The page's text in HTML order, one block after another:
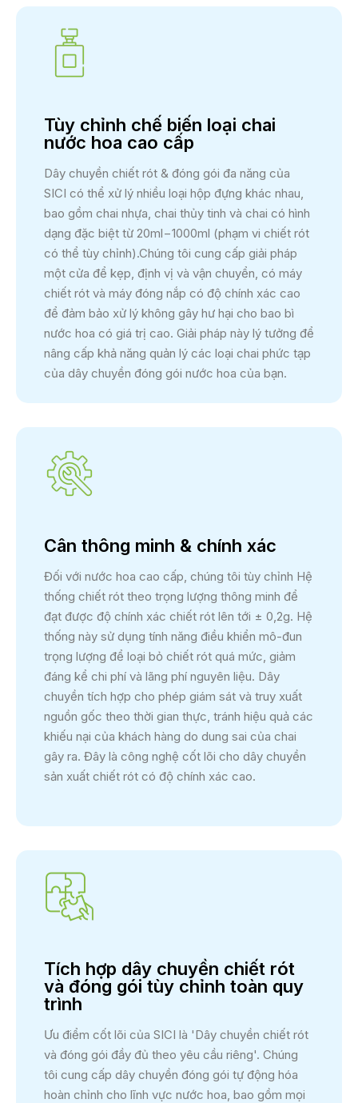
Tùy chỉnh chế biến loại chai
nước hoa cao cấp
Dây chuyền chiết rót & đóng gói đa năng của
SICI có thể xử lý nhiều loại hộp đựng khác nhau,
bao gồm chai nhựa, chai thủy tinh và chai có hình
dạng đặc biệt từ 20ml−1000ml (phạm vi chiết rót
có thể tùy chỉnh).Chúng tôi cung cấp giải pháp
một cửa để kẹp, định vị và vận chuyển, có máy
chiết rót và máy đóng nắp có độ chính xác cao
để đảm bảo xử lý không gây hư hại cho bao bì
nước hoa có giá trị cao. Giải pháp này lý tưởng để
nâng cấp khả năng quản lý các loại chai phức tạp
của dây chuyền đóng gói nước hoa của bạn.
Cân thông minh & chính xác
Đối với nước hoa cao cấp, chúng tôi tùy chỉnh Hệ
thống chiết rót theo trọng lượng thông minh để
đạt được độ chính xác chiết rót lên tới ± 0,2g. Hệ
thống này sử dụng tính năng điều khiển mô-đun
trọng lượng để loại bỏ chiết rót quá mức, giảm
đáng kể chi phí và lãng phí nguyên liệu. Dây
chuyền tích hợp cho phép giám sát và truy xuất
nguồn gốc theo thời gian thực, tránh hiệu quả các
khiếu nại của khách hàng do dung sai của chai
gây ra. Đây là công nghệ cốt lõi cho dây chuyền
sản xuất chiết rót có độ chính xác cao.
Tích hợp dây chuyền chiết rót
và đóng gói tùy chỉnh toàn quy
trình
Ưu điểm cốt lõi của SICI là 'Dây chuyền chiết rót
và đóng gói đầy đủ theo yêu cầu riêng'. Chúng
tôi cung cấp dây chuyền đóng gói tự động hóa
hoàn chỉnh cho lĩnh vực nước hoa, bao gồm mọi